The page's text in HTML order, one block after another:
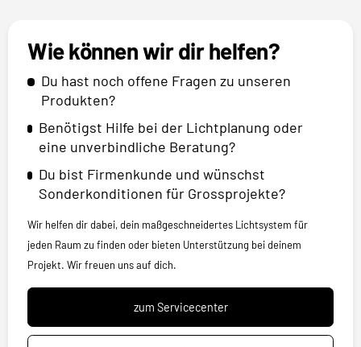
Wie können wir dir helfen?
Du hast noch offene Fragen zu unseren
Produkten?
Benötigst Hilfe bei der Lichtplanung oder
eine unverbindliche Beratung?
Du bist Firmenkunde und wünschst
Sonderkonditionen für Grossprojekte?
Wir helfen dir dabei, dein maßgeschneidertes Lichtsystem für
jeden Raum zu finden oder bieten Unterstützung bei deinem
Projekt. Wir freuen uns auf dich.
zum Servicecenter